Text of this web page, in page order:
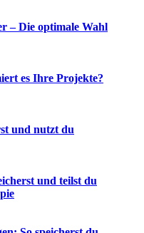
– Die optimale Wahl
es Ihre Projekte?
und nutzt du
und teilst du